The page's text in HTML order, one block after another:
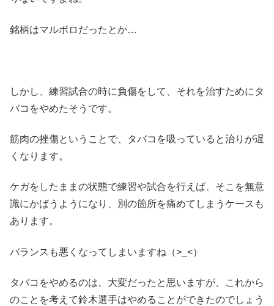
銘柄はマルボロだったとか…
しかし、練習試合の時に負傷をして、それを治すためにタ
バコをやめたそうです。
筋肉の挫傷ということで、タバコを吸っていると治りが遅
くなります。
ケガをしたままの状態で練習や試合を行えば、そこを無意
識にかばうようになり、別の箇所を痛めてしまうケースも
あります。
バランスも悪くなってしまいますね（>_<）
タバコをやめるのは、大変だったと思いますが、これから
のことを考えて鈴木選手はやめることができたのでしょう